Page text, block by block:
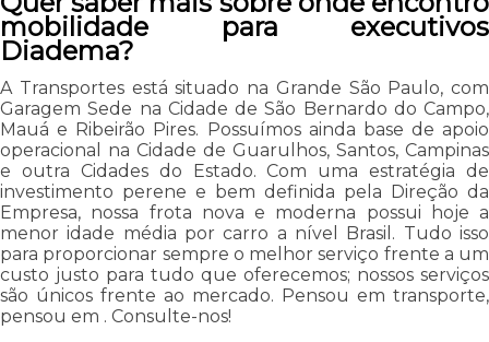
mobilidade para executivos
Diadema?
A Transportes está situado na Grande São Paulo, com
Garagem Sede na Cidade de São Bernardo do Campo,
Mauá e Ribeirão Pires. Possuímos ainda base de apoio
operacional na Cidade de Guarulhos, Santos, Campinas
e outra Cidades do Estado. Com uma estratégia de
investimento perene e bem definida pela Direção da
Empresa, nossa frota nova e moderna possui hoje a
menor idade média por carro a nível Brasil. Tudo isso
para proporcionar sempre o melhor serviço frente a um
custo justo para tudo que oferecemos; nossos serviços
são únicos frente ao mercado. Pensou em transporte,
pensou em . Consulte-nos!